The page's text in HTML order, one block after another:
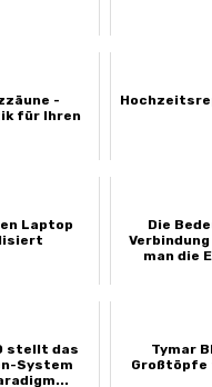
-
für Ihren
Laptop
Die
man die
stellt das
System
Tymar
Großtöpfe